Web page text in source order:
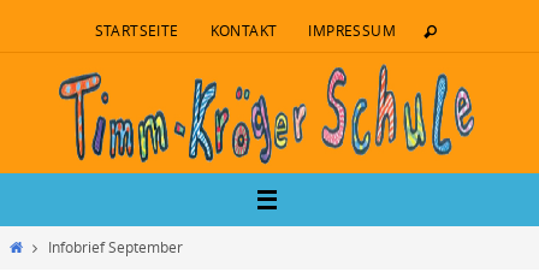
STARTSEITE KONTAKT IMPRESSUM
Infobrief September